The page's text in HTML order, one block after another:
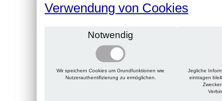
Verwendung von Cookies
Notwendig
Wir speichern Cookies um Grundfunktionen wie
Nutzerauthentifizierung zu ermöglichen.
Jegliche
eintragen